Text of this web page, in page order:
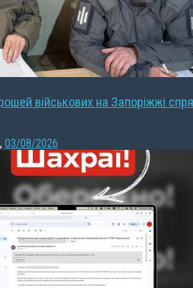
військових на Запоріжжі
, 03/08/2026